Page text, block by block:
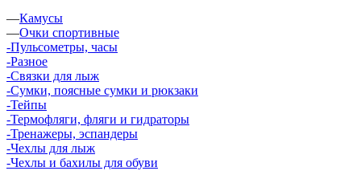
—Камусы
—Очки спортивные
-Пульсометры, часы
-Разное
-Связки для лыж
-Сумки, поясные сумки и рюкзаки
-Тейпы
-Термофляги, фляги и гидраторы
-Тренажеры, эспандеры
-Чехлы для лыж
-Чехлы и бахилы для обуви